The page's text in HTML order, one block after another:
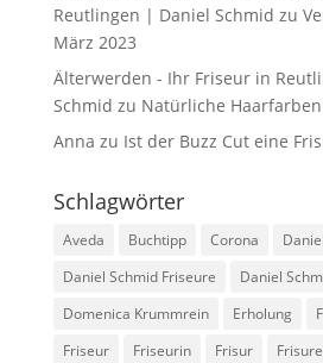
Reutlingen | Daniel Schmid zu
März 2023
Älterwerden - Ihr Friseur in
Schmid zu Natürliche Haarfarben
Anna zu Ist der Buzz Cut eine
Schlagwörter
Aveda Buchtipp Corona
Daniel Schmid Friseure
Daniel
Domenica Krummrein
Erholung
Friseur
Friseurin Frisur